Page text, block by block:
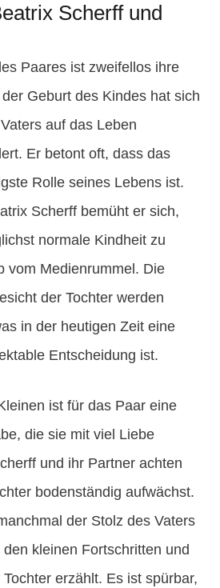
Scherff und
Paares ist zweifellos ihre
Geburt des Kindes hat sich
auf das Leben
Er betont oft, dass das
Rolle seines Lebens ist.
Scherff bemüht er sich,
normale Kindheit zu
vom Medienrummel. Die
der Tochter werden
in der heutigen Zeit eine
Entscheidung ist.
ist für das Paar eine
die sie mit viel Liebe
und ihr Partner achten
bodenständig aufwächst.
der Stolz des Vaters
kleinen Fortschritten und
erzählt. Es ist spürbar,